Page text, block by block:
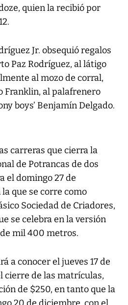
quien la recibió por
Jr. obsequió regalos
Paz Rodríguez, al látigo
al mozo de corral,
Franklin, al palafrenero
boys’ Benjamín Delgado.
carreras que cierra la
de Potrancas de dos
el domingo 27 de
que se corre como
Sociedad de Criadores,
se celebra en la versión
mil 400 metros.
a conocer el jueves 17 de
cierre de las matrículas,
de $250, en tanto que la
20 de diciembre, con el